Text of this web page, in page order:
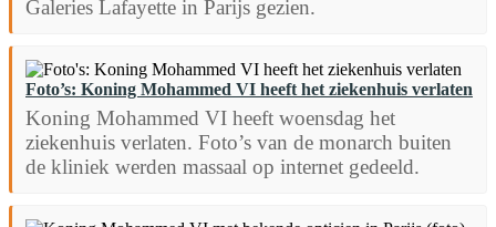
Galeries Lafayette in Parijs gezien.
Foto’s: Koning Mohammed VI heeft het ziekenhuis verlaten
Koning Mohammed VI heeft woensdag het
ziekenhuis verlaten. Foto’s van de monarch buiten
de kliniek werden massaal op internet gedeeld.